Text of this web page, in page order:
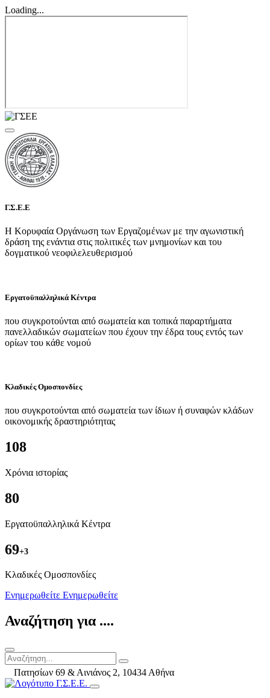
Loading...
Γ.Σ.Ε.Ε
Η Κορυφαία Οργάνωση των Εργαζομένων με την αγωνιστική
δράση της ενάντια στις πολιτικές των μνημονίων και του
δογματικού νεοφιλελευθερισμού
Εργατοϋπαλληλικά Κέντρα
που συγκροτούνται από σωματεία και τοπικά παραρτήματα
πανελλαδικών σωματείων που έχουν την έδρα τους εντός των
ορίων του κάθε νομού
Κλαδικές Ομοσπονδίες
που συγκροτούνται από σωματεία των ίδιων ή συναφών κλάδων
οικονομικής δραστηριότητας
108
Χρόνια ιστορίας
80
Εργατοϋπαλληλικά Κέντρα
69+3
Kλαδικές Ομοσπονδίες
Ενημερωθείτε Ενημερωθείτε
Αναζήτηση για ....
Πατησίων 69 & Αινιάνος 2, 10434 Αθήνα